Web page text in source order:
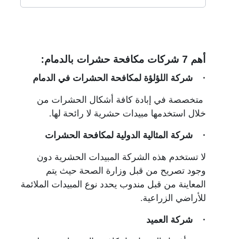
أهم 7 شركات مكافحة حشرات بالدمام:
· شركة اللؤلؤة لمكافحة الحشرات في الدمام
متخصصة في إبادة كافة أشكال الحشرات من
خلال استخدمها مبيدات حشرية لا رائحة لها.
· شركة المثالية الدولية لمكافحة الحشرات
لا تستخدم هذه الشركة المبيدات الحشرية دون
وجود تصريح من قبل وزارة الصحة حيث يتم
المعاينة من قبل مندوب يحدد نوع المبيدات الملائمة
للأراضي الزراعية.
· شركة العميد